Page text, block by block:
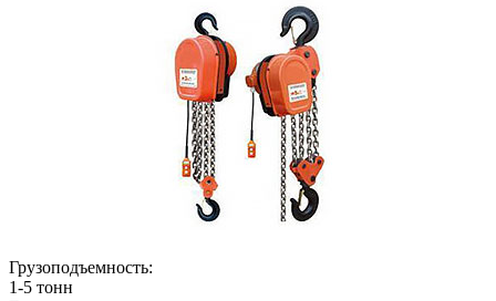
Грузоподъемность:
1-5 тонн